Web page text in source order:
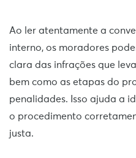
Ao ler atentamente a
interno, os moradores
clara das infrações que
bem como as etapas do
penalidades. Isso ajuda a
o procedimento
justa.